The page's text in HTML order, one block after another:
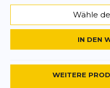
Wähle
IN DEN
WEITERE